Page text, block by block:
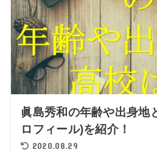
眞島秀和の年齢や出身地
ロフィール)を紹介！
2020.08.29